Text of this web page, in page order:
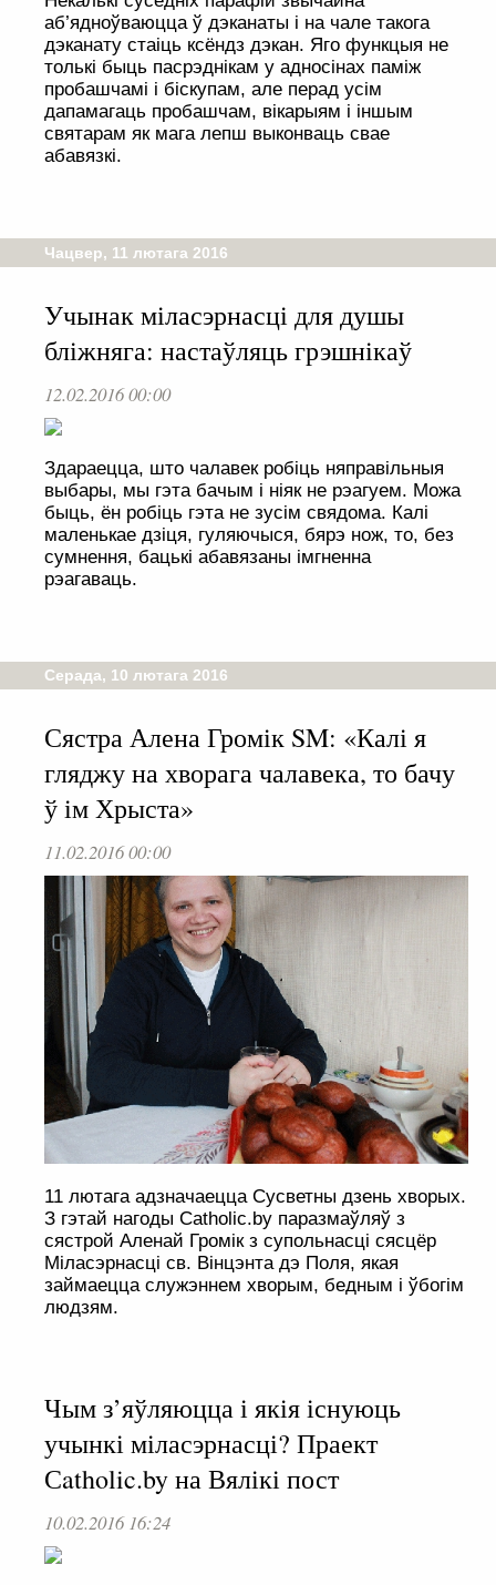
аб’ядноўваюцца ў дэканаты і на чале такога
дэканату стаіць ксёндз дэкан. Яго функцыя не
толькі быць пасрэднікам у адносінах паміж
пробашчамі і біскупам, але перад усім
дапамагаць пробашчам, вікарыям і іншым
святарам як мага лепш выконваць свае
абавязкі.
Чацвер, 11 лютага 2016
Учынак міласэрнасці для душы
бліжняга: настаўляць грэшнікаў
12.02.2016 00:00
Здараецца, што чалавек робіць няправільныя
выбары, мы гэта бачым і ніяк не рэагуем. Можа
быць, ён робіць гэта не зусім свядома. Калі
маленькае дзіця, гуляючыся, бярэ нож, то, без
сумнення, бацькі абавязаны імгненна
рэагаваць.
Серада, 10 лютага 2016
Сястра Алена Громік SM: «Калі я
гляджу на хворага чалавека, то бачу
ў ім Хрыста»
11.02.2016 00:00
11 лютага адзначаецца Сусветны дзень хворых.
З гэтай нагоды Catholic.by паразмаўляў з
сястрой Аленай Громік з супольнасці сясцёр
Міласэрнасці св. Вінцэнта дэ Поля, якая
займаецца служэннем хворым, бедным і ўбогім
людзям.
Чым з’яўляюцца і якія існуюць
учынкі міласэрнасці? Праект
Сatholic.by на Вялікі пост
10.02.2016 16:24